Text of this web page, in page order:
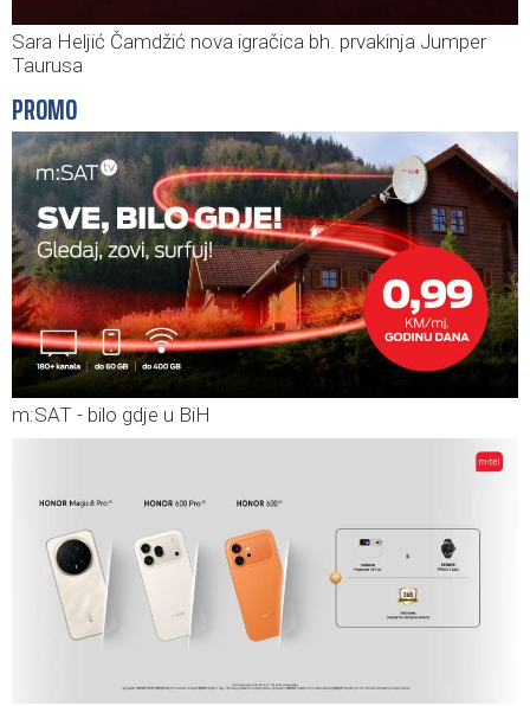
Sara Heljić Čamdžić nova igračica bh. prvakinja Jumper
Taurusa
PROMO
m:SAT - bilo gdje u BiH